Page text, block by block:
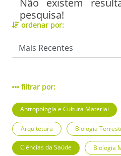
pesquisa!
ordenar por:
filtrar por:
Antropologia e Cultura Material
Arquitetura Biologia
Ciências da Saúde Biologia